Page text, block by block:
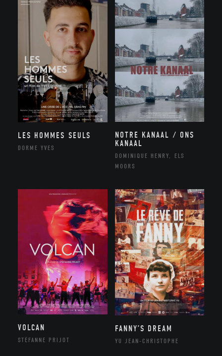
LES HOMMES SEULS
DORME YVES
NOTRE KANAAL / ONS
KANAAL
DOMINIQUE HENRY, ELS
MOORS
VOLCAN
STÉFANNE PRIJOT
FANNY’S DREAM
YU JEAN-CHRISTOPHE